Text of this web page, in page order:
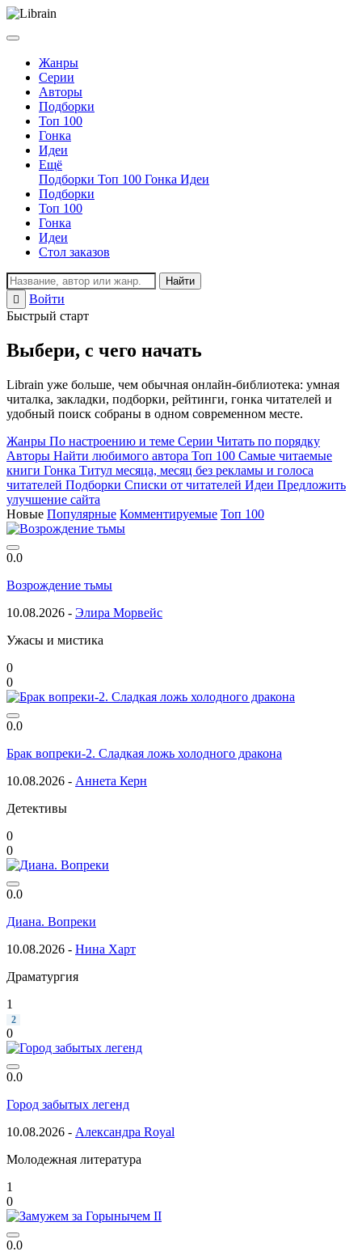
Жанры
Серии
Авторы
Подборки
Топ 100
Гонка
Идеи
Ещё
Подборки Топ 100 Гонка Идеи
Подборки
Топ 100
Гонка
Идеи
Стол заказов
Найти
Войти
Быстрый старт
Выбери, с чего начать
Librain уже больше, чем обычная онлайн-библиотека: умная
читалка, закладки, подборки, рейтинги, гонка читателей и
удобный поиск собраны в одном современном месте.
Жанры По настроению и теме Серии Читать по порядку
Авторы Найти любимого автора Топ 100 Самые читаемые
книги Гонка Титул месяца, месяц без рекламы и голоса
читателей Подборки Списки от читателей Идеи Предложить
улучшение сайта
Новые Популярные Комментируемые Топ 100
0.0
Возрождение тьмы
10.08.2026 - Элира Морвейс
Ужасы и мистика
0
0
0.0
Брак вопреки-2. Сладкая ложь холодного дракона
10.08.2026 - Аннета Керн
Детективы
0
0
0.0
Диана. Вопреки
10.08.2026 - Нина Харт
Драматургия
1
2
0
0.0
Город забытых легенд
10.08.2026 - Александра Royal
Молодежная литература
1
0
0.0